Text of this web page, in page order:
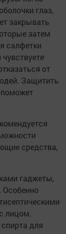
глаз,
закрывать
затем
салфетки
от
Защитить
средства,
гаджеты,
Особенно
лицом.
для